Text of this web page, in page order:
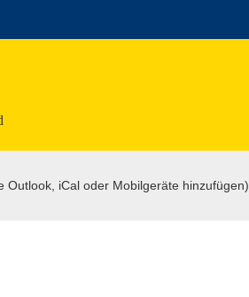
Outlook, iCal oder Mobilgeräte hinzufügen)